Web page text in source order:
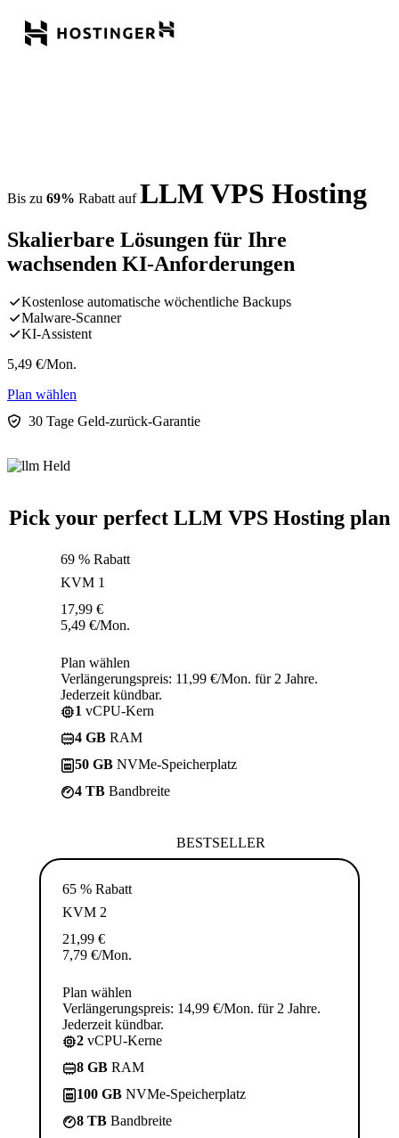
Bis zu 69% Rabatt aufLLM VPS Hosting
Skalierbare Lösungen für Ihre
wachsenden KI-Anforderungen
Kostenlose automatische wöchentliche Backups
Malware-Scanner
KI-Assistent
5,49 €/Mon.
Plan wählen
30 Tage Geld-zurück-Garantie
Pick your perfect LLM VPS Hosting plan
69 % Rabatt
KVM 1
17,99 €
5,49 €/Mon.
Plan wählen
Verlängerungspreis: 11,99 €/Mon. für 2 Jahre.
Jederzeit kündbar.
1 vCPU-Kern
4 GB RAM
50 GB NVMe-Speicherplatz
4 TB Bandbreite
BESTSELLER
65 % Rabatt
KVM 2
21,99 €
7,79 €/Mon.
Plan wählen
Verlängerungspreis: 14,99 €/Mon. für 2 Jahre.
Jederzeit kündbar.
2 vCPU-Kerne
8 GB RAM
100 GB NVMe-Speicherplatz
8 TB Bandbreite